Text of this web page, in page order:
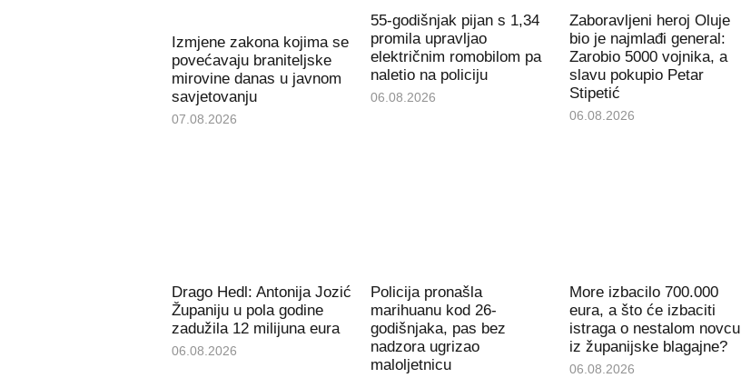
Izmjene zakona kojima se
povećavaju braniteljske
mirovine danas u javnom
savjetovanju
07.08.2026
55-godišnjak pijan s 1,34
promila upravljao
električnim romobilom pa
naletio na policiju
06.08.2026
Zaboravljeni heroj Oluje
bio je najmlađi general:
Zarobio 5000 vojnika, a
slavu pokupio Petar
Stipetić
06.08.2026
Drago Hedl: Antonija Jozić
Županiju u pola godine
zadužila 12 milijuna eura
06.08.2026
Policija pronašla
marihuanu kod 26-
godišnjaka, pas bez
nadzora ugrizao
maloljetnicu
More izbacilo 700.000
eura, a što će izbaciti
istraga o nestalom novcu
iz županijske blagajne?
06.08.2026